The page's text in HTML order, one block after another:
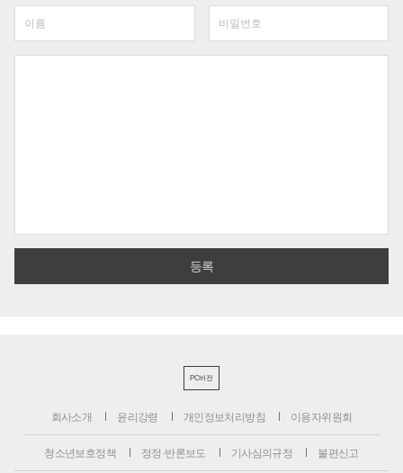
PC버전
회사소개 윤리강령 개인정보처리방침 이용자위원회
청소년보호정책 정정·반론보도 기사심의규정 불편신고